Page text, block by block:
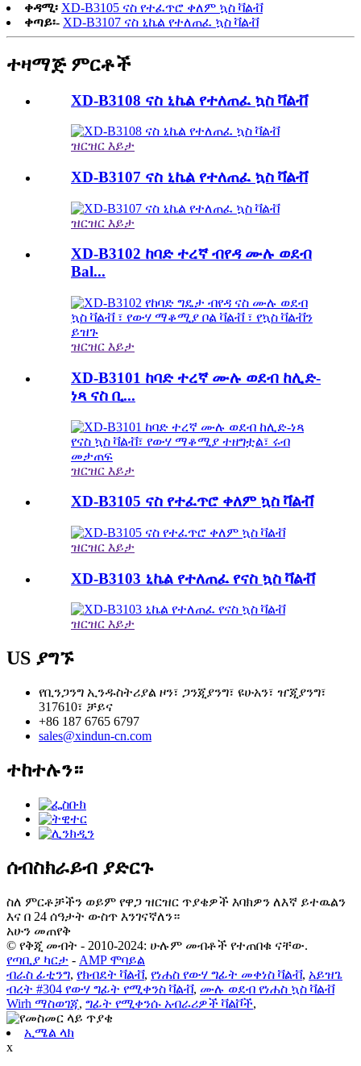
ቀዳሚ፡ XD-B3105 ናስ የተፈጥሮ ቀለም ኳስ ቫልቭ
ቀጣይ፡- XD-B3107 ናስ ኒኬል የተለጠፈ ኳስ ቫልቭ
ተዛማጅ ምርቶች
XD-B3108 ናስ ኒኬል የተለጠፈ ኳስ ቫልቭ
ዝርዝር እይታ
XD-B3107 ናስ ኒኬል የተለጠፈ ኳስ ቫልቭ
ዝርዝር እይታ
XD-B3102 ከባድ ተረኛ ብየዳ ሙሉ ወደብ
Bal...
ዝርዝር እይታ
XD-B3101 ከባድ ተረኛ ሙሉ ወደብ ከሊድ-
ነጻ ናስ ቢ...
ዝርዝር እይታ
XD-B3105 ናስ የተፈጥሮ ቀለም ኳስ ቫልቭ
ዝርዝር እይታ
XD-B3103 ኒኬል የተለጠፈ የናስ ኳስ ቫልቭ
ዝርዝር እይታ
US ያግኙ
የቢንጋንግ ኢንዱስትሪያል ዞን፣ ጋንጂያንግ፣ ዩሁአን፣ ዠጂያንግ፣
317610፣ ቻይና
+86 187 6765 6797
sales@xindun-cn.com
ተከተሉን።
ሰብስክራይብ ያድርጉ
ስለ ምርቶቻችን ወይም የዋጋ ዝርዝር ጥያቄዎች እባክዎን ለእኛ ይተዉልን
እና በ 24 ሰዓታት ውስጥ እንገናኛለን።
አሁን መጠየቅ
© የቅጂ መብት - 2010-2024: ሁሉም መብቶች የተጠበቁ ናቸው.
የጣቢያ ካርታ - AMP ሞባይል
ብራስ ፊቲንግ, የክብደት ቫልቭ, የነሐስ የውሃ ግፊት መቀነስ ቫልቭ, አይዝጌ
ብረት #304 የውሃ ግፊት የሚቀንስ ቫልቭ, ሙሉ ወደብ የነሐስ ኳስ ቫልቭ
Wirh ማስወገጃ, ግፊት የሚቀንሱ አብራሪዎች ቫልቮች,
ኢሜል ላክ
x